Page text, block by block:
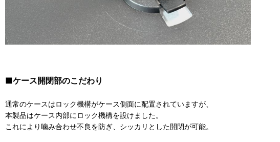
■ケース開閉部のこだわり
通常のケースはロック機構がケース側面に配置されていますが、
本製品はケース内部にロック機構を設けました。
これにより噛み合わせ不良を防ぎ、シッカリとした開閉が可能。